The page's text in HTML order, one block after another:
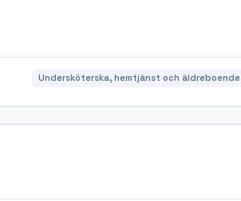
Undersköterska, hemtjänst och äldreboende